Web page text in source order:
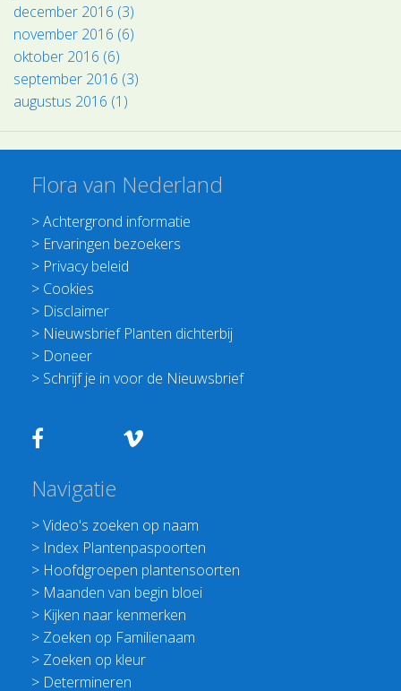
december 2016 (3)
november 2016 (6)
oktober 2016 (6)
september 2016 (3)
augustus 2016 (1)
Flora van Nederland
>Achtergrond informatie
> Ervaringen bezoekers
> Privacy beleid
> Cookies
> Disclaimer
> Nieuwsbrief Planten dichterbij
> Doneer
> Schrijf je in voor de Nieuwsbrief
Navigatie
>Video's zoeken op naam
> Index Plantenpaspoorten
> Hoofdgroepen plantensoorten
> Maanden van begin bloei
> Kijken naar kenmerken
> Zoeken op Familienaam
> Zoeken op kleur
> Determineren